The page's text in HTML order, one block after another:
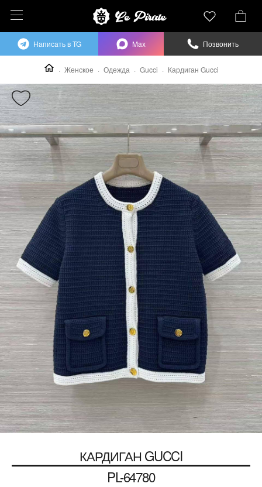
Женское Одежда Gucci Кардиган Gucci
КАРДИГАН GUCCI
PL-64780
Написать в TG Max Позвонить